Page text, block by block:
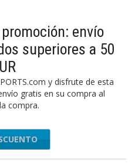
envío
superiores a 50
y disfrute de esta
gratis en su compra al
compra.